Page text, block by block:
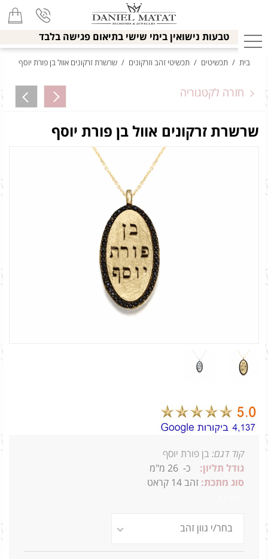
טבעות נישואין בימי שישי בתיאום פגישה בלבד
בית / תכשיטים / תכשיטי זהב וזרקונים / שרשרת זרקונים אוול בן פורת יוסף
חזרה לקטגוריה
שרשרת זרקונים אוול בן פורת יוסף
קוד דגם: בן פורת יוסף
גודל תליון:
כ- 26 מ"מ
סוג מתכת: זהב 14 קראט